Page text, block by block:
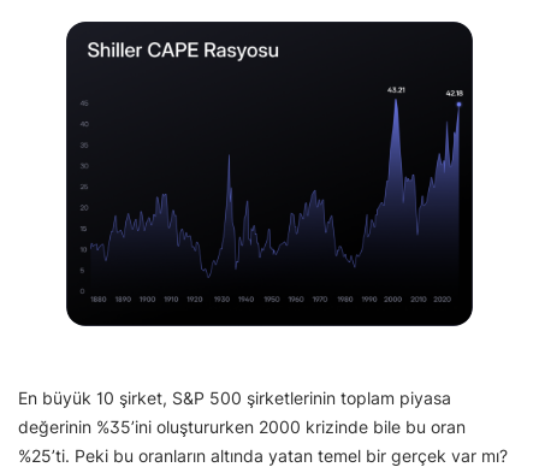
En büyük 10 şirket, S&P 500 şirketlerinin toplam piyasa
değerinin %35’ini oluştururken 2000 krizinde bile bu oran
%25’ti. Peki bu oranların altında yatan temel bir gerçek var mı?